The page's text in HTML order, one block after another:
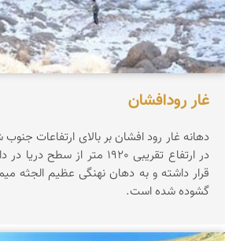
غار رودافشان
دهانه غار رود افشان بر بالای ارتفاعات
در ارتفاع تقریبی 1920 متر از
قرار داشته و به دهان نهنگی عظیم الجثه
گشوده شده است.